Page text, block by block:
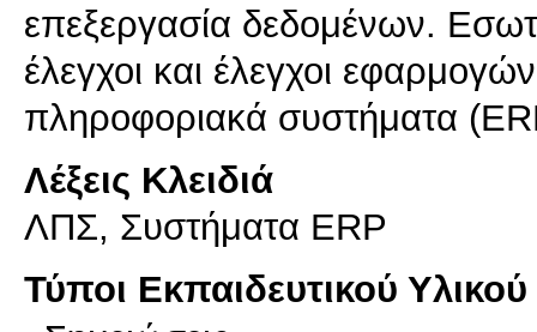
επεξεργασία δεδομένων.
έλεγχοι και έλεγχοι
πληροφοριακά συστήματα
Λέξεις Κλειδιά
ΛΠΣ, Συστήματα ERP
Τύποι Εκπαιδευτικού Υλικού